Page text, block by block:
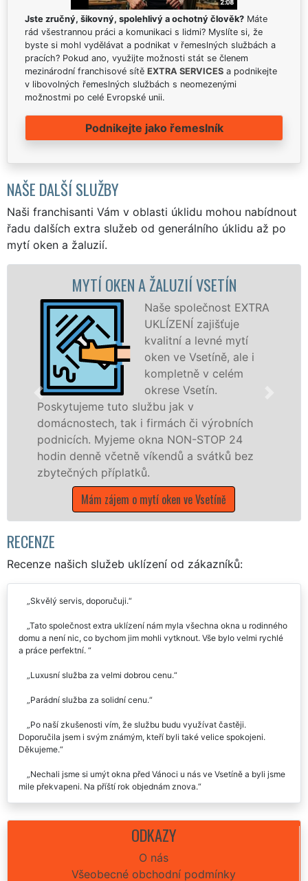
Jste zručný, šikovný, spolehlivý a ochotný člověk? Máte
rád všestrannou práci a komunikaci s lidmi? Myslíte si, že
byste si mohl vydělávat a podnikat v řemeslných službách a
pracích? Pokud ano, využijte možnosti stát se členem
mezinárodní franchisové sítě EXTRA SERVICES a podnikejte
v libovolných řemeslných službách s neomezenými
možnostmi po celé Evropské unii.
Podnikejte jako řemeslník
NAŠE DALŠÍ SLUŽBY
Naši franchisanti Vám v oblasti úklidu mohou nabídnout
řadu dalších extra služeb od generálního úklidu až po
mytí oken a žaluzií.
A ŽALUZIÍ VSETÍN
Naše společnost EXTRA
UKLÍZENÍ zajišťuje
kvalitní a levné mytí
oken ve Vsetíně, ale i
kompletně v celém
okrese Vsetín.
službu jak v
i firmách či výrobních
okna NON-STOP 24
víkendů a svátků bez
o mytí oken ve Vsetíně
MYTÍ
po celém okrese
franchisových
UKLÍZENÍ, a to i
RECENZE
Recenze našich služeb uklízení od zákazníků:
Tato společnost extra uklízení nám myla všechna okna u rodinného
domu a není nic, co bychom jim mohli vytknout. Vše bylo velmi rychlé
Po naší zkušenosti vím, že službu budu využívat častěji.
Doporučila jsem i svým známým, kteří byli také velice spokojeni.
Nechali jsme si umýt okna před Vánoci u nás ve Vsetíně a byli jsme
mile překvapeni. Na příští rok objednám znova.
Velice kvalitní služba, rozhodně doporučím i dál.
Mohu firmu EXTRA UKLÍZENÍ jenom doporučit. Nelze cokoli
vytknout, bezesporu nejlepší firma v okrese.
ODKAZY
O nás